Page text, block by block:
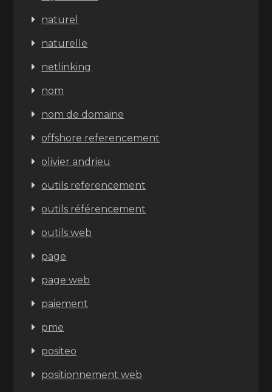
naturel
naturelle
netlinking
nom
nom de domaine
offshore referencement
olivier andrieu
outils referencement
outils référencement
outils web
page
page web
paiement
pme
positeo
positionnement web